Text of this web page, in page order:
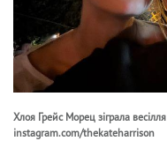
Хлоя Грейс Морец зіграла
instagram.com/thekateharrison